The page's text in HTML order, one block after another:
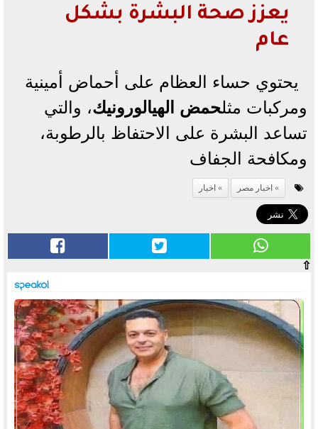
يعزز صحة البشرة بشكل
عام
يحتوي حساء العظام على أحماض أمينية
ومركبات مثلحمض الهيالورونيك، والتي
تساعد البشرة على الاحتفاظ بالرطوبة،
ومكافحة الجفاف
اخبار مصر اخيار
⇧